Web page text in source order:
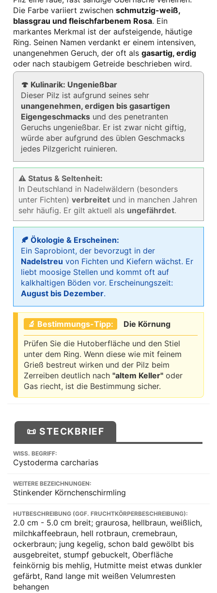
Die Farbe variiert zwischen schmutzig-weiß,
blassgrau und fleischfarbenem Rosa. Ein
markantes Merkmal ist der aufsteigende, häutige
Ring. Seinen Namen verdankt er einem intensiven,
unangenehmen Geruch, der oft als gasartig, erdig
oder nach staubigem Getreide beschrieben wird.
🍄 Kulinarik: Ungenießbar
Dieser Pilz ist aufgrund seines sehr
unangenehmen, erdigen bis gasartigen
Eigengeschmacks und des penetranten
Geruchs ungenießbar. Er ist zwar nicht giftig,
würde aber aufgrund des üblen Geschmacks
jedes Pilzgericht ruinieren.
⚠ Status & Seltenheit:
In Deutschland in Nadelwäldern (besonders
unter Fichten) verbreitet und in manchen Jahren
sehr häufig. Er gilt aktuell als ungefährdet.
🍂 Ökologie & Erscheinen:
Ein Saprobiont, der bevorzugt in der
Nadelstreu von Fichten und Kiefern wächst. Er
liebt moosige Stellen und kommt oft auf
kalkhaltigen Böden vor. Erscheinungszeit:
August bis Dezember.
🔬 Bestimmungs-Tipp:
Die Körnung
Prüfen Sie die Hutoberfläche und den Stiel
unter dem Ring. Wenn diese wie mit feinem
Grieß bestreut wirken und der Pilz beim
Zerreiben deutlich nach "altem Keller" oder
Gas riecht, ist die Bestimmung sicher.
📜 STECKBRIEF
WISS. BEGRIFF:
Cystoderma carcharias
WEITERE BEZEICHNUNGEN:
Stinkender Körnchenschirmling
HUTBESCHREIBUNG (GGF. FRUCHTKÖRPERBESCHREIBUNG):
2.0 cm - 5.0 cm breit; graurosa, hellbraun, weißlich,
milchkaffeebraun, hell rotbraun, cremebraun,
ockerbraun; jung kegelig, schon bald gewölbt bis
ausgebreitet, stumpf gebuckelt, Oberfläche
feinkörnig bis mehlig, Hutmitte meist etwas dunkler
gefärbt, Rand lange mit weißen Velumresten
behangen